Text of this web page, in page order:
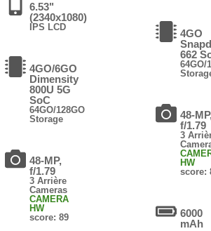
6.53"
(2340x1080)
IPS LCD
4GO/6GO
Dimensity
800U 5G
SoC
64GO/128GO
Storage
48-MP,
f/1.79
3 Arrière
Cameras
CAMERA
HW
score: 89
4GO
662
64GO/
48-
f/1.79
3
HW
score:
6000
mAh